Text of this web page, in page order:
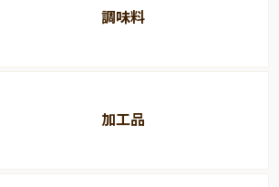
調味料
加工品